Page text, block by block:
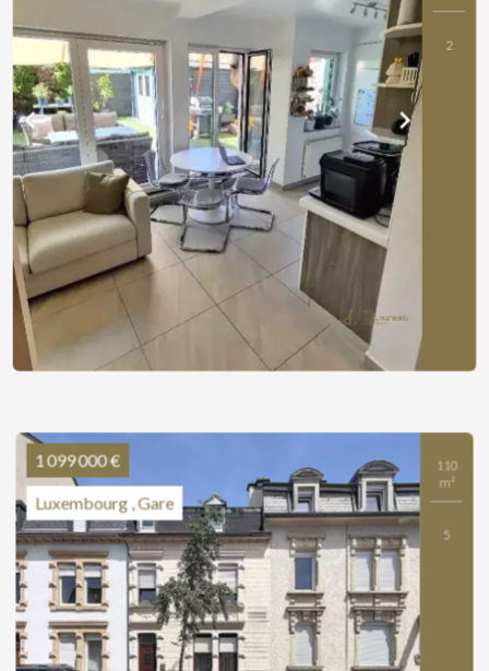
2
1 099 000 €
Luxembourg , Gare
110
m²
5